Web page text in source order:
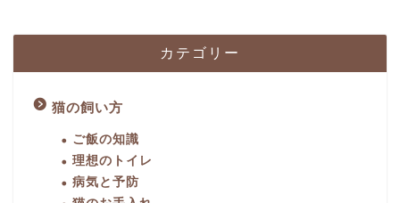
カテゴリー
猫の飼い方
ご飯の知識
理想のトイレ
病気と予防